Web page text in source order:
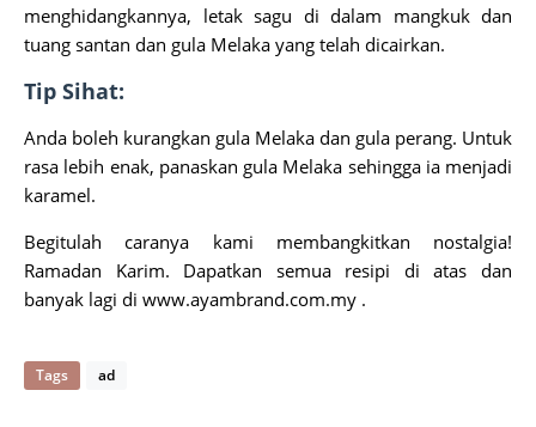
menghidangkannya, letak sagu di dalam mangkuk dan
tuang santan dan gula Melaka yang telah dicairkan.
Tip Sihat:
Anda boleh kurangkan gula Melaka dan gula perang. Untuk
rasa lebih enak, panaskan gula Melaka sehingga ia menjadi
karamel.
Begitulah caranya kami membangkitkan nostalgia!
Ramadan Karim. Dapatkan semua resipi di atas dan
banyak lagi di www.ayambrand.com.my .
Tags ad